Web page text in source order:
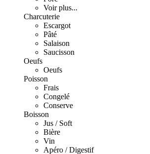
Voir plus...
Charcuterie
Escargot
Pâté
Salaison
Saucisson
Oeufs
Oeufs
Poisson
Frais
Congelé
Conserve
Boisson
Jus / Soft
Bière
Vin
Apéro / Digestif